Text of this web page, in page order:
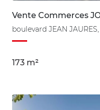
Vente Commerces
boulevard JEAN
173 m²